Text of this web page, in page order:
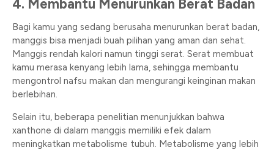
4. Membantu Menurunkan Berat Badan
Bagi kamu yang sedang berusaha menurunkan berat badan,
manggis bisa menjadi buah pilihan yang aman dan sehat.
Manggis rendah kalori namun tinggi serat. Serat membuat
kamu merasa kenyang lebih lama, sehingga membantu
mengontrol nafsu makan dan mengurangi keinginan makan
berlebihan.
Selain itu, beberapa penelitian menunjukkan bahwa
xanthone di dalam manggis memiliki efek dalam
meningkatkan metabolisme tubuh. Metabolisme yang lebih